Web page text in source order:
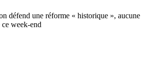
défend une réforme « historique », aucune
week-end